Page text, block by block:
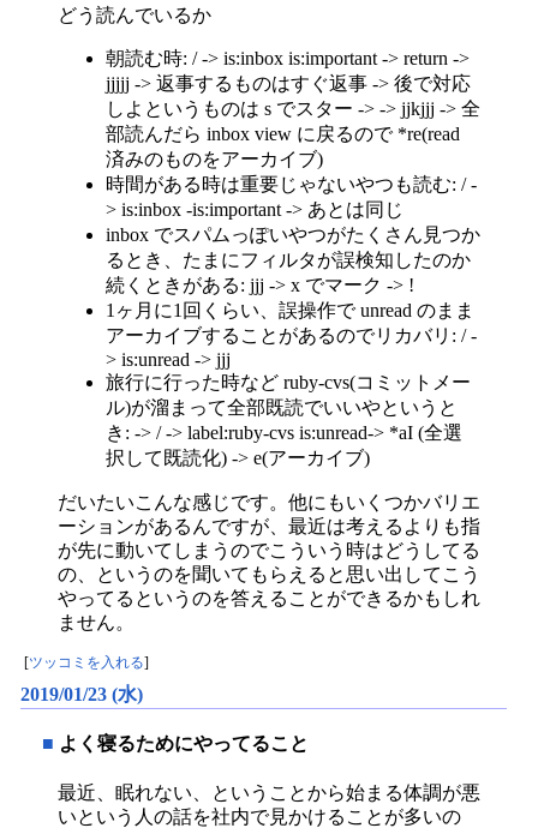
どう読んでいるか
朝読む時: / -> is:inbox is:important -> return ->
jjjjj -> 返事するものはすぐ返事 -> 後で対応
しよというものは s でスター -> -> jjkjjj -> 全
部読んだら inbox view に戻るので *re(read
済みのものをアーカイブ)
時間がある時は重要じゃないやつも読む: / -
> is:inbox -is:important -> あとは同じ
inbox でスパムっぽいやつがたくさん見つか
るとき、たまにフィルタが誤検知したのか
続くときがある: jjj -> x でマーク -> !
1ヶ月に1回くらい、誤操作で unread のまま
アーカイブすることがあるのでリカバリ: / -
> is:unread -> jjj
旅行に行った時など ruby-cvs(コミットメー
ル)が溜まって全部既読でいいやというと
き: -> / -> label:ruby-cvs is:unread-> *aI (全選
択して既読化) -> e(アーカイブ)
だいたいこんな感じです。他にもいくつかバリエ
ーションがあるんですが、最近は考えるよりも指
が先に動いてしまうのでこういう時はどうしてる
の、というのを聞いてもらえると思い出してこう
やってるというのを答えることができるかもしれ
ません。
ツッコミを入れる
2019/01/23 (水)
■ よく寝るためにやってること
最近、眠れない、ということから始まる体調が悪
いという人の話を社内で見かけることが多いの